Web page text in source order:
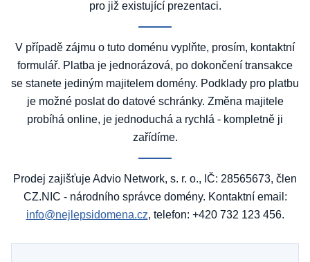
pro již existující prezentaci.
V případě zájmu o tuto doménu vyplňte, prosím, kontaktní
formulář. Platba je jednorázová, po dokončení transakce
se stanete jediným majitelem domény. Podklady pro platbu
je možné poslat do datové schránky. Změna majitele
probíhá online, je jednoduchá a rychlá - kompletně ji
zařídíme.
Prodej zajišťuje Advio Network, s. r. o., IČ: 28565673, člen
CZ.NIC - národního správce domény. Kontaktní email:
info@nejlepsidomena.cz, telefon: +420 732 123 456.